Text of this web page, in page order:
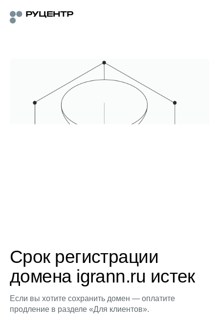
Срок регистрации
домена igrann.ru истек
Если вы хотите сохранить домен — оплатите
продление в разделе «Для клиентов».